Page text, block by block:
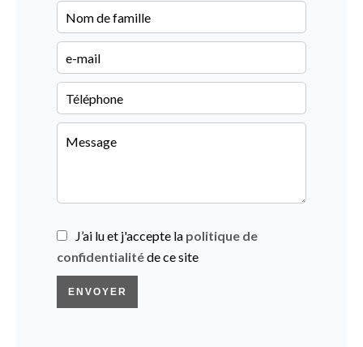
J’ai lu et j'accepte la politique de
confidentialitéde ce site
ENVOYER